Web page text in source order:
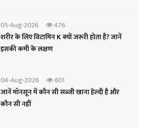
05-Aug-2026
476
शरीर के लिए विटामिन K क्यों जरूरी होता है? जानें
इसकी कमी के लक्षण
04-Aug-2026
601
जानें मॉनसून में कौन सी सब्जी खाना हेल्दी है और
कौन सी नहीं